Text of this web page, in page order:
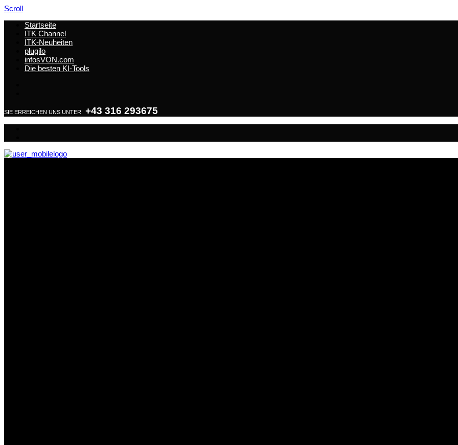
Scroll
Startseite
ITK Channel
ITK-Neuheiten
plugilo
infosVON.com
Die besten KI-Tools
SIE ERREICHEN UNS UNTER +43 316 293675